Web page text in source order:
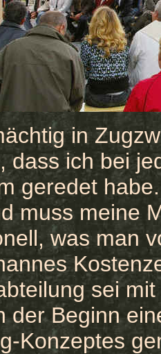
in
dass ich bei
geredet
muss meine
was man
sei
der Beginn
Konzeptes